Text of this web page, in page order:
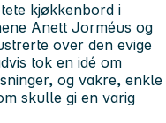
kjøkkenbord i
Anett Jorméus og
over den evige
tok en idé om
og vakre, enkle
skulle gi en varig